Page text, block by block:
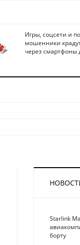
Игры, соцсети и
мошенники
через смартфоны
Starlink
борту